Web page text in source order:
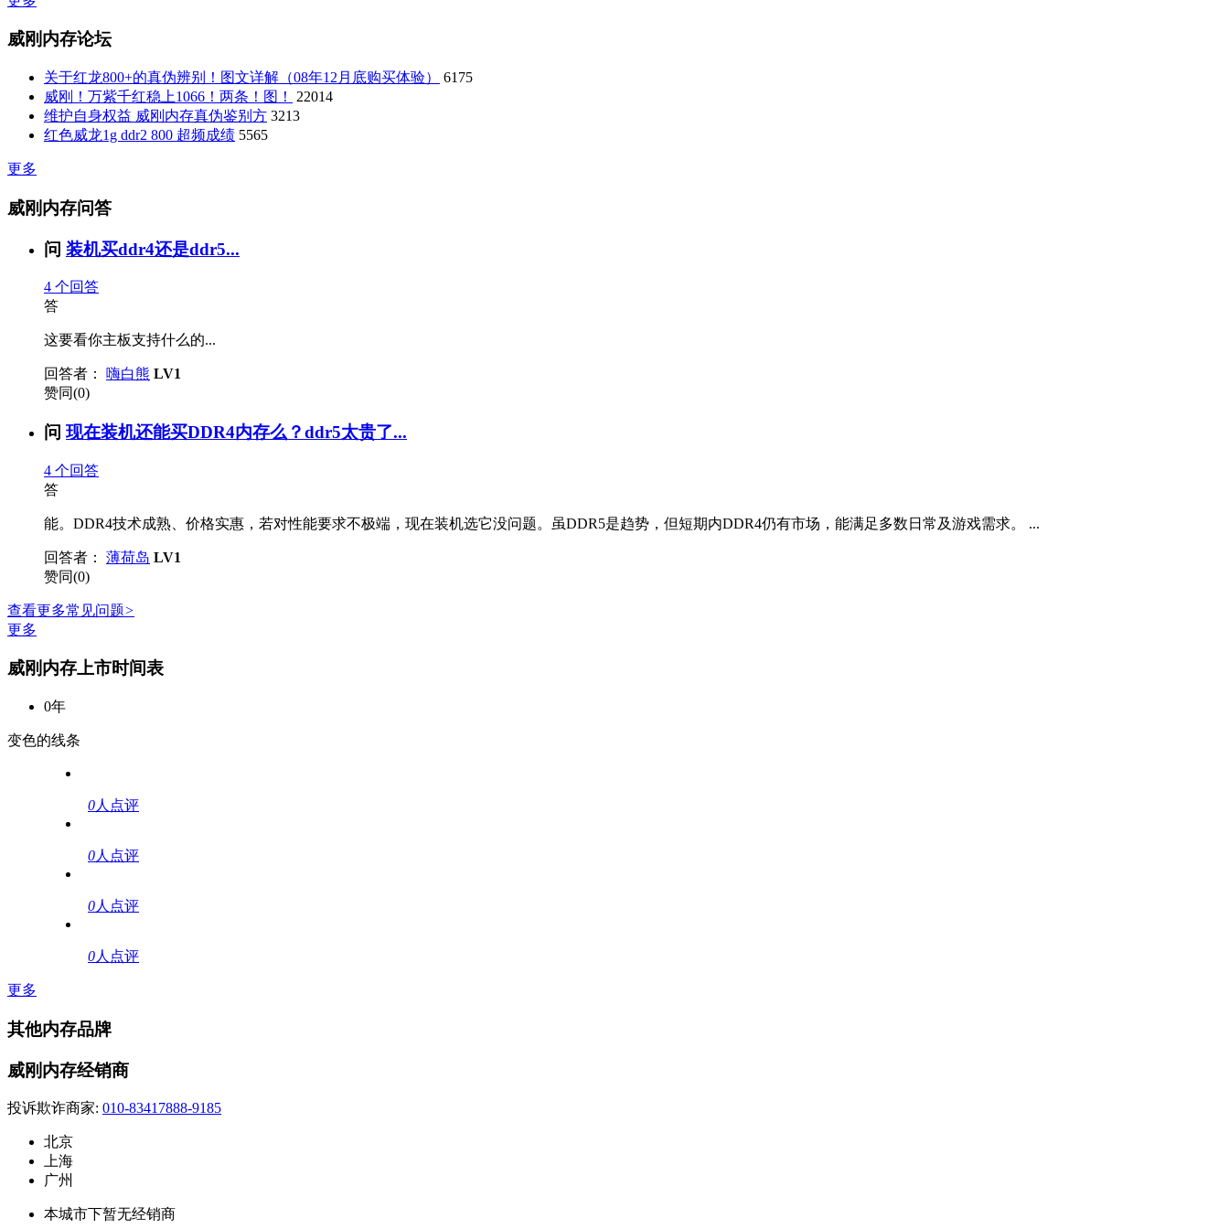
威刚内存论坛
关于红龙800+的真伪辨别！图文详解（08年12月底购买体验）
6175
威刚！万紫千红稳上1066！两条！图！
22014
维护自身权益 威刚内存真伪鉴别方 3213
红色威龙1g ddr2 800 超频成绩 5565
更多
威刚内存问答
问 装机买ddr4还是ddr5...
4 个回答
答
这要看你主板支持什么的...
回答者： 嗨白熊 LV1
赞同(0)
问 现在装机还能买DDR4内存么？ddr5太贵了...
4 个回答
答
能。DDR4技术成熟、价格实惠，若对性能要求不极端，现在装机选它没问题。虽DDR5是趋势，但短期内DDR4仍有市场，能满足多数日常及游戏需求。 ...
回答者： 薄荷岛 LV1
赞同(0)
查看更多常见问题>
更多
威刚内存上市时间表
0年
变色的线条
0人点评
0人点评
0人点评
0人点评
更多
其他内存品牌
威刚内存经销商
投诉欺诈商家: 010-83417888-9185
北京
上海
广州
本城市下暂无经销商